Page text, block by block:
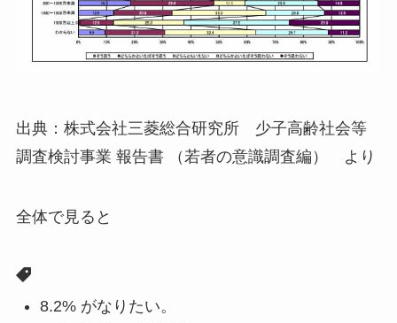
出典：株式会社三菱総合研究所 少子高齢社会等
調査検討事業 報告書 （若者の意識調査編） より
全体で見ると
8.2% がなりたい。